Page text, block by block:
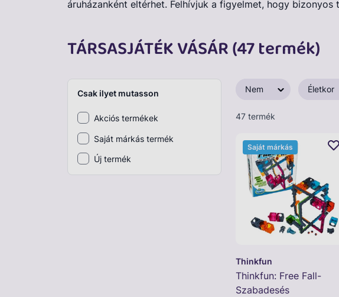
Diavetítő, diafilm
Puzzle, kirakó
áruházanként eltérhet. Felhívjuk a figyelmet, hogy
TÁRSASJÁTÉK VÁSÁR (47 termék)
Csak ilyet mutasson
Akciós termékek
Saját márkás termék
Új termék
Nem Életkor
47 termék
Thinkfun
Thinkfun: Free Fall-
Szabadesés
Saját márkás